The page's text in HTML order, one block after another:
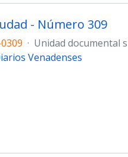
- Número 309
· Unidad documental
Venadenses